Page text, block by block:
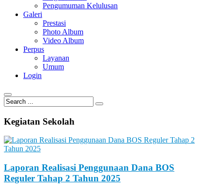
Pengumuman Kelulusan
Galeri
Prestasi
Photo Album
Video Album
Perpus
Layanan
Umum
Login
Kegiatan Sekolah
Laporan Realisasi Penggunaan Dana BOS
Reguler Tahap 2 Tahun 2025